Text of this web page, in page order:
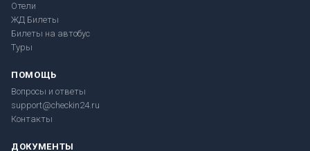
Отели
ЖД Билеты
Билеты на автобус
Туры
ПОМОЩЬ
Вопросы и ответы
support@checkin24.ru
Контакты
ДОКУМЕНТЫ